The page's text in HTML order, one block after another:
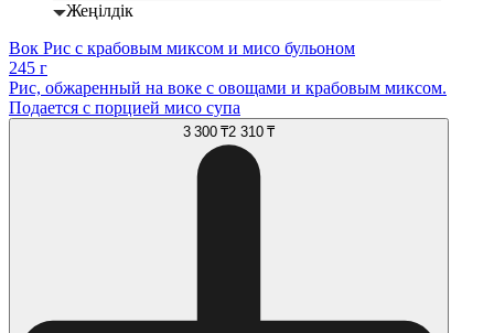
Жеңілдік
Вок Рис с крабовым миксом и мисо бульоном
245 г
Рис, обжаренный на воке с овощами и крабовым миксом.
Подается с порцией мисо супа
3 300 ₸2 310 ₸